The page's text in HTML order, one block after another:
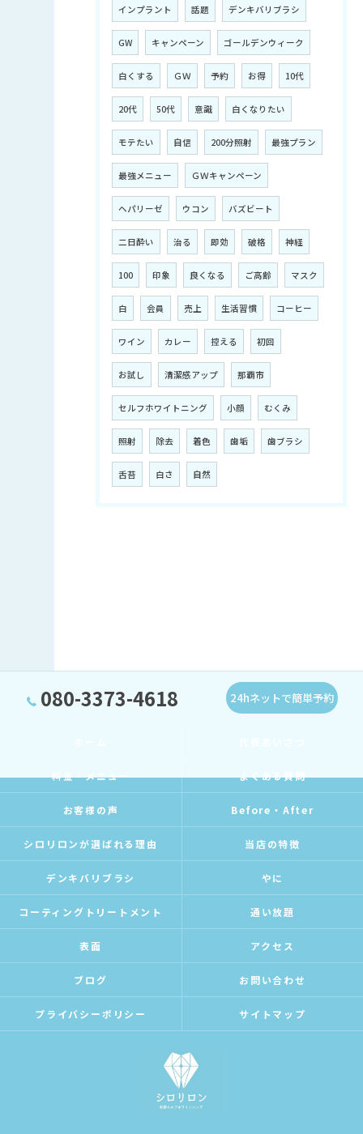
インプラント 話題 デンキバリブラシ
GW キャンペーン ゴールデンウィーク
白くする ＧＷ 予約 お得 10代
20代 50代 意識 白くなりたい
モテたい 自信 200分照射 最強プラン
最強メニュー ＧＷキャンペーン
ヘパリーゼ ウコン バズビート
二日酔い 治る 即効 破格 神経
100 印象 良くなる ご高齢 マスク
白 会員 売上 生活習慣 コーヒー
ワイン カレー 控える 初回
お試し 清潔感アップ 那覇市
セルフホワイトニング 小顔 むくみ
照射 除去 着色 歯垢 歯ブラシ
舌苔 白さ 自然
080-3373-4618 24hネットで簡単予約
料金・メニュー よくある質問
お客様の声 Before・After
シロリロンが選ばれる理由 当店の特徴
デンキバリブラシ やに
コーティングトリートメント 通い放題
表面 アクセス
ブログ お問い合わせ
プライバシーポリシー サイトマップ